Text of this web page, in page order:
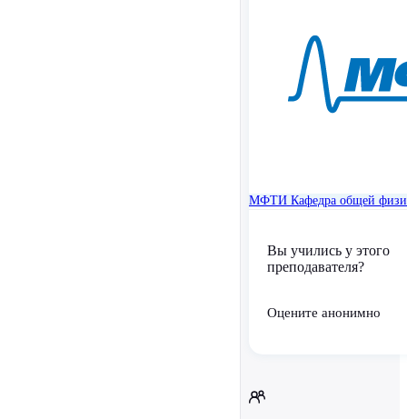
МФТИ Кафедра общей
Вы учились у этого
преподавателя?
Оцените анонимно